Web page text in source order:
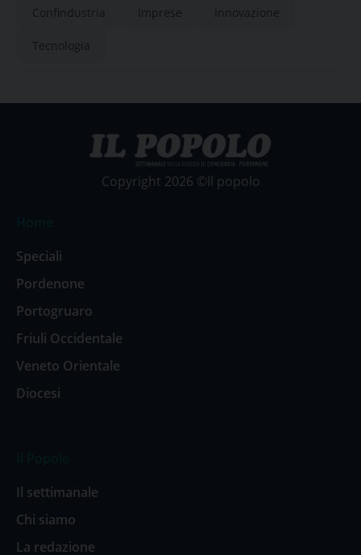
Confindustria Imprese Innovazione
Tecnologia
Copyright 2026 ©Il popolo
Speciali
Pordenone
Portogruaro
Friuli Occidentale
Veneto Orientale
Diocesi
Il settimanale
Chi siamo
La redazione